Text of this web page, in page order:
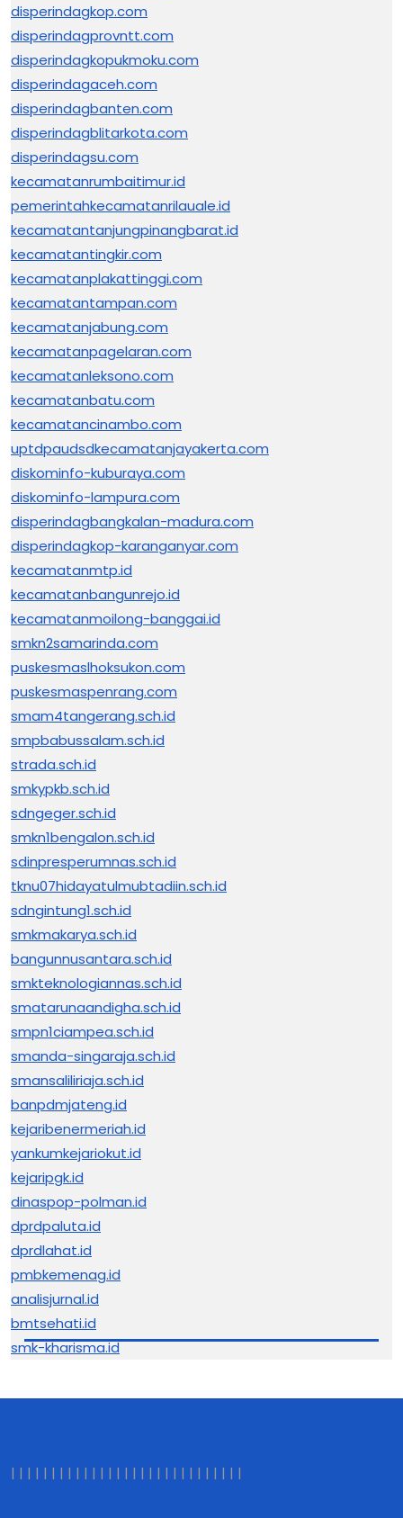
disperindagkop.com
disperindagprovntt.com
disperindagkopukmoku.com
disperindagaceh.com
disperindagbanten.com
disperindagblitarkota.com
disperindagsu.com
kecamatanrumbaitimur.id
pemerintahkecamatanrilauale.id
kecamatantanjungpinangbarat.id
kecamatantingkir.com
kecamatanplakattinggi.com
kecamatantampan.com
kecamatanjabung.com
kecamatanpagelaran.com
kecamatanleksono.com
kecamatanbatu.com
kecamatancinambo.com
uptdpaudsdkecamatanjayakerta.com
diskominfo-kuburaya.com
diskominfo-lampura.com
disperindagbangkalan-madura.com
disperindagkop-karanganyar.com
kecamatanmtp.id
kecamatanbangunrejo.id
kecamatanmoilong-banggai.id
smkn2samarinda.com
puskesmaslhoksukon.com
puskesmaspenrang.com
smam4tangerang.sch.id
smpbabussalam.sch.id
strada.sch.id
smkypkb.sch.id
sdngeger.sch.id
smkn1bengalon.sch.id
sdinpresperumnas.sch.id
tknu07hidayatulmubtadiin.sch.id
sdngintung1.sch.id
smkmakarya.sch.id
bangunnusantara.sch.id
smkteknologiannas.sch.id
smatarunaandigha.sch.id
smpn1ciampea.sch.id
smanda-singaraja.sch.id
smansaliliriaja.sch.id
banpdmjateng.id
kejaribenermeriah.id
yankumkejariokut.id
kejaripgk.id
dinaspop-polman.id
dprdpaluta.id
dprdlahat.id
pmbkemenag.id
analisjurnal.id
bmtsehati.id
smk-kharisma.id
| | | | | | | | | | | | | | | | | | | | | | | | | | | | |